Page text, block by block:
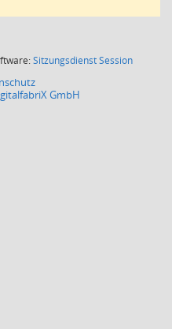
SitzungsdienstSession(Wird in
GmbH